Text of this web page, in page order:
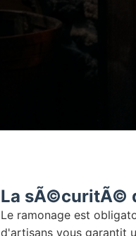
La sÃ©curitÃ©
Le ramonage est
d'artisans vous garantit